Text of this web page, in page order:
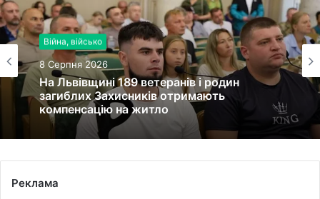
Війна, військо
8 Серпня 2026
На Львівщині 189 ветеранів і родин
загиблих Захисників отримають
компенсацію на житло
Реклама